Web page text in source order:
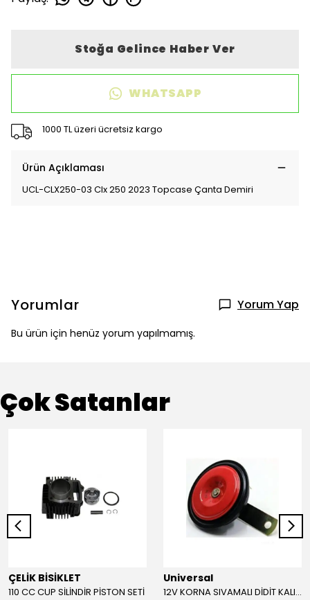
Stoğa Gelince Haber Ver
WHATSAPP
1000 TL üzeri ücretsiz kargo
Ürün Açıklaması
UCL-CLX250-03 Clx 250 2023 Topcase Çanta Demiri
Yorumlar Yorum Yap
Bu ürün için henüz yorum yapılmamış.
Çok Satanlar
ÇELİK BİSİKLET
110 CC CUP SİLİNDİR PİSTON SETİ
Universal
12V KORNA SIVAMALI DİDİT KALIN SESLİ (KIRMIZI)